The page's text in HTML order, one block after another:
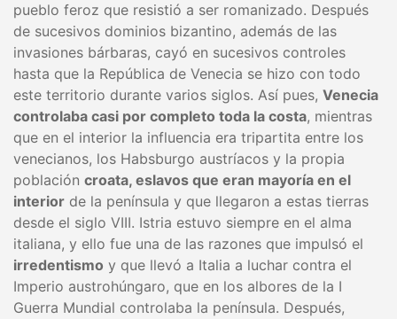
pueblo feroz que resistió a ser romanizado. Después
de sucesivos dominios bizantino, además de las
invasiones bárbaras, cayó en sucesivos controles
hasta que la República de Venecia se hizo con todo
este territorio durante varios siglos. Así pues, Venecia
controlaba casi por completo toda la costa, mientras
que en el interior la influencia era tripartita entre los
venecianos, los Habsburgo austríacos y la propia
población croata, eslavos que eran mayoría en el
interior de la península y que llegaron a estas tierras
desde el siglo VIII. Istria estuvo siempre en el alma
italiana, y ello fue una de las razones que impulsó el
irredentismo y que llevó a Italia a luchar contra el
Imperio austrohúngaro, que en los albores de la I
Guerra Mundial controlaba la península. Después,